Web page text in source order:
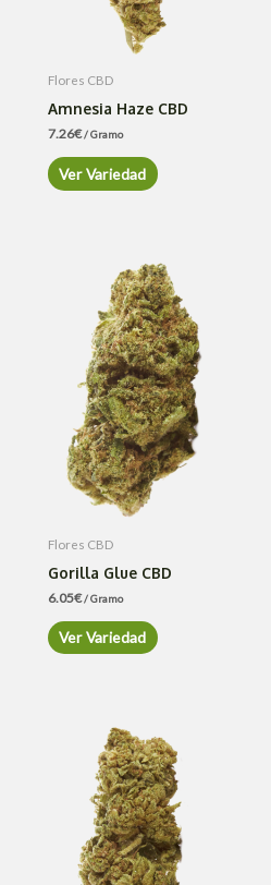
Flores CBD
Amnesia Haze CBD
7.26€/ Gramo
Ver Variedad
Flores CBD
Gorilla Glue CBD
6.05€/ Gramo
Ver Variedad